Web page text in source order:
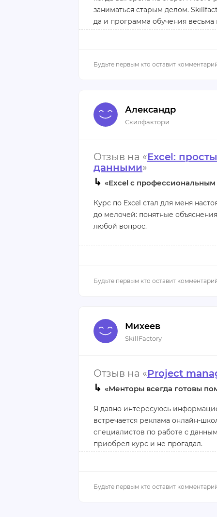
заниматься старым делом.
да и программа обучения весьма
вопросы объясняют менторы в
если не успеваешь можно
Радует перспектива возможной
есть дайджест вакансий, где
- Поддержка преподавателей
- Блок карьеры и помощь в
Минусы:
Не нашла
Александр
Скилфактори
Отзыв на «Excel:
данными»
↳ «Excel с
Курс по Excel стал для меня
до мелочей: понятные
любой вопрос.
функциях Excel, но и показывает,
только освоил новые приемы
Такая глубокая проработка
профессиональный подход
помощь в решении практических
Минусы:
не к чему придраться.
Михеев
SkillFactory
Отзыв на «Project
↳ «Менторы всегда готовы
Я давно интересуюсь
встречается реклама онлайн-
специалистов по работе с
приобрел курс и не прогадал.
максимально приближенном к
выдаются с таким расчетом,